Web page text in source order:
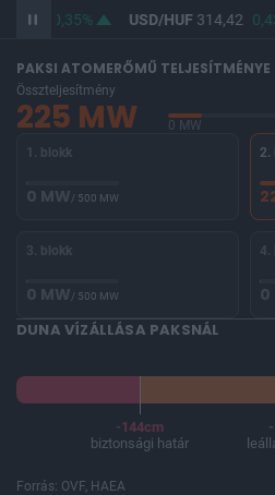
0,35% USD/HUF314,42
PAKSI ATOMERŐMŰ TELJESÍTMÉNYE
Összteljesítmény
225 MW 0 MW
1. blokk
0 MW/ 500 MW
2.
3. blokk
0 MW/ 500 MW
4.
0
DUNA VÍZÁLLÁSA PAKSNÁL
-144cm
biztonsági határ
Forrás: OVF, HAEA